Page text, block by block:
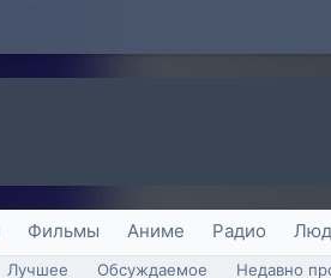
Фильмы Аниме Радио
Лучшее Обсуждаемое Недавно